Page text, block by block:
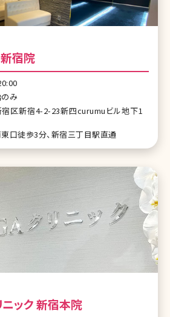
宿院
み
区新宿4-2-23新四curumuビル地下1
口徒歩3分、新宿三丁目駅直通
ック 新宿本院